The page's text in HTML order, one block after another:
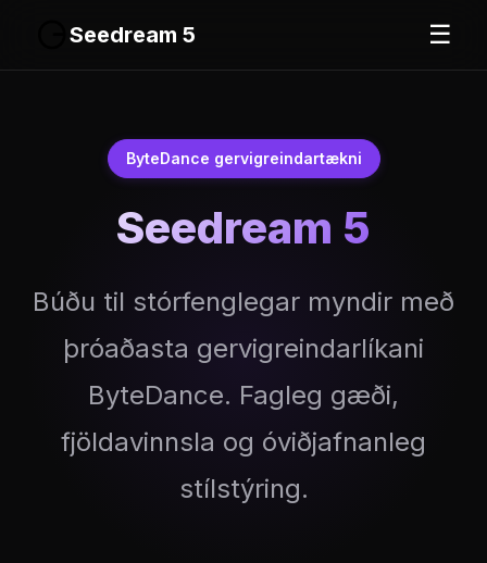
Seedream 5 ☰
ByteDance gervigreindartækni
Seedream 5
Búðu til stórfenglegar myndir með
þróaðasta gervigreindarlíkani
ByteDance. Fagleg gæði,
fjöldavinnsla og óviðjafnanleg
stílstýring.